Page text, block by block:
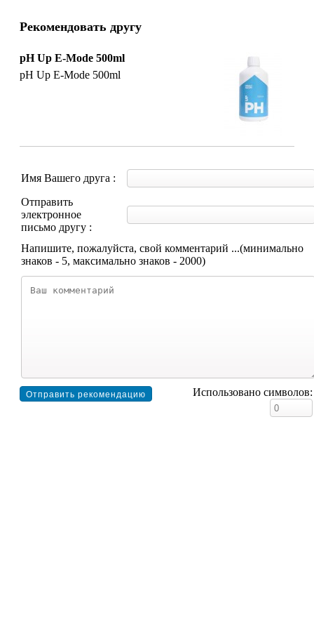
Рекомендовать другу
pH Up E-Mode 500ml
pH Up E-Mode 500ml
Имя Вашего друга :
Отправить
электронное
письмо другу :
Напишите, пожалуйста, свой комментарий ...(минимально
знаков - 5, максимально знаков - 2000)
Использовано символов: